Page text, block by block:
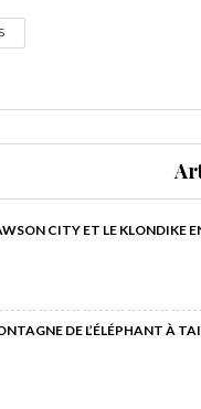
CITY ET LE KLONDIKE
DE L’ÉLÉPHANT À